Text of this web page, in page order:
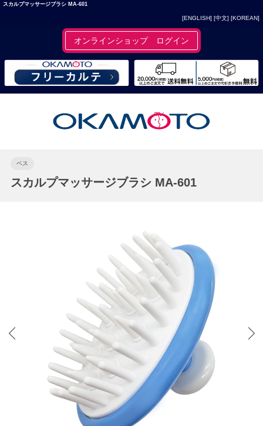
スカルプマッサージブラシ MA-601
[ENGLISH] [中文] [KOREAN]
オンラインショップ ログイン
ベス
スカルプマッサージブラシ MA-601